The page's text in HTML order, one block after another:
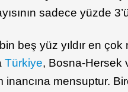
sadece yüzde
beş yüz yıldır en
Türkiye, Bosna-Hersek
inancına mensuptur.